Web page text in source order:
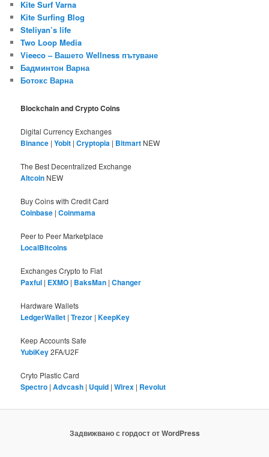
Kite Surf Varna
Kite Surfing Blog
Steliyan’s life
Two Loop Media
Vieeco – Вашето Wellness пътуване
Бадминтон Варна
Ботокс Варна
Blockchain and Crypto Coins
Digital Currency Exchanges
Binance |Yobit |Cryptopia | Bitmart NEW
The Best Decentralized Exchange
Altcoin NEW
Buy Coins with Credit Card
Coinbase |Coinmama
Peer to Peer Marketplace
LocalBitcoins
Exchanges Crypto to Fiat
Paxful | EXMO | BaksMan |Changer
Hardware Wallets
LedgerWallet |Trezor |KeepKey
Keep Accounts Safe
YubiKey2FA/U2F
Cryto Plastic Card
Spectro |Advcash | Uquid |Wirex | Revolut
Задвижвано с гордост от WordPress